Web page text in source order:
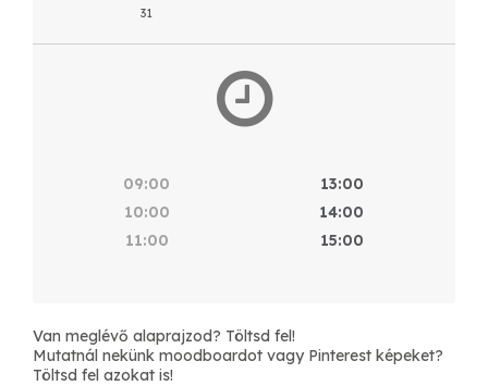
31
09:00
10:00
11:00
13:00
14:00
15:00
Van meglévő alaprajzod? Töltsd fel!
Mutatnál nekünk moodboardot vagy Pinterest képeket?
Töltsd fel azokat is!